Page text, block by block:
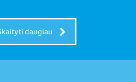
daugiau